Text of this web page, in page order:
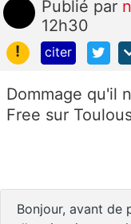
Publié par
12h30
!
citer
Dommage qu'il
Free sur
Bonjour, avant de